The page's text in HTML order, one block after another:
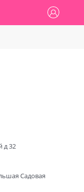
д 32
Садовая